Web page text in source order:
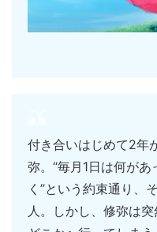
付き合いはじめて2年
弥。“毎月1日は何が
く”という約束通り、
人。しかし、修弥は